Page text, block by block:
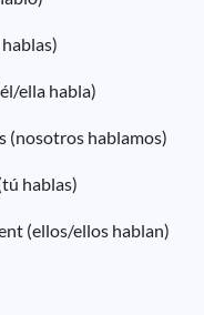
ella habla)
(nosotros hablamos)
hablas)
(ellos/ellos hablan)